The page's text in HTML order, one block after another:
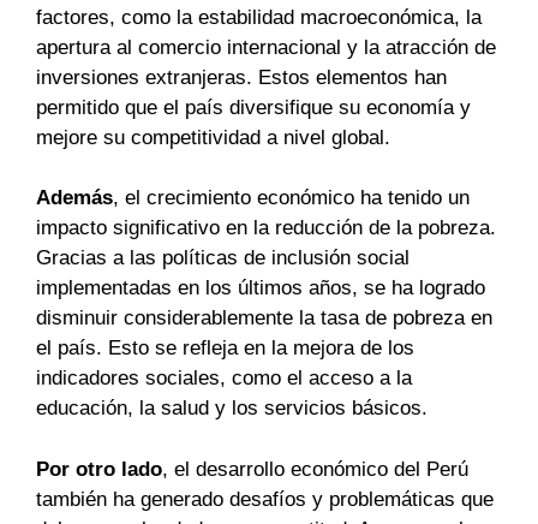
factores, como la estabilidad macroeconómica, la
apertura al comercio internacional y la atracción de
inversiones extranjeras. Estos elementos han
permitido que el país diversifique su economía y
mejore su competitividad a nivel global.
Además, el crecimiento económico ha tenido un
impacto significativo en la reducción de la pobreza.
Gracias a las políticas de inclusión social
implementadas en los últimos años, se ha logrado
disminuir considerablemente la tasa de pobreza en
el país. Esto se refleja en la mejora de los
indicadores sociales, como el acceso a la
educación, la salud y los servicios básicos.
Por otro lado, el desarrollo económico del Perú
también ha generado desafíos y problemáticas que